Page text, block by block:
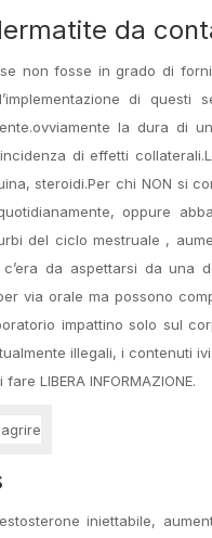
da
non fosse in grado di
di
la dura
di effetti
steroidi.Per chi NON si
oppure
del ciclo mestruale ,
da aspettarsi da una
via orale ma possono
impattino solo sul
illegali, i contenuti
LIBERA INFORMAZIONE.
iniettabile,